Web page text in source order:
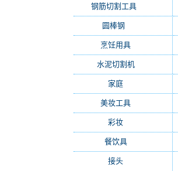
钢筋切割工具(177)
圆棒钢
烹饪用具
水泥切割机(45)
家庭
美妆工具
彩妆
餐饮具(25)
接头